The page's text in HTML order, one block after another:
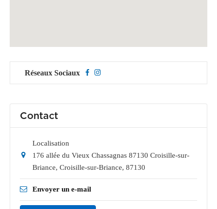
Réseaux Sociaux
Contact
Localisation
176 allée du Vieux Chassagnas 87130 Croisille-sur-
Briance, Croisille-sur-Briance, 87130
Envoyer un e-mail